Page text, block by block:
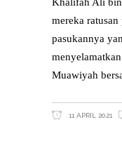
Khalifah Ali
mereka
pasukannya
Muawiyah
11 APRIL 2021